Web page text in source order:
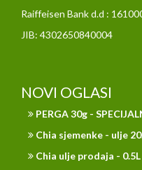
Raiffeisen Bank d.d :
JIB: 4302650840004
NOVI OGLASI
PERGA 30g -
Chia sjemenke - ulje
Chia ulje prodaja - 0.5L